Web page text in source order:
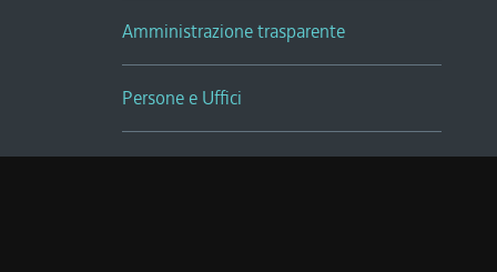
Amministrazione trasparente
Persone e Uffici
Sala Tiziano Tessitori